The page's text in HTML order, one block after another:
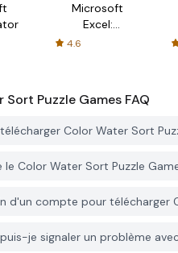
Microsoft
Excel:
Spreadsheets
4.6
Sort Puzzle Games FAQ
Color Water Sort
Color Water Sort Puzzle
d'un compte pour télécharger
je signaler un problème avec